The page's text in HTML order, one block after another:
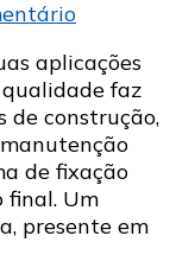
em
que
é
barra
roscada
e
onde
ela
aplicações
faz
de construção,
de fixação
final. Um
presente em